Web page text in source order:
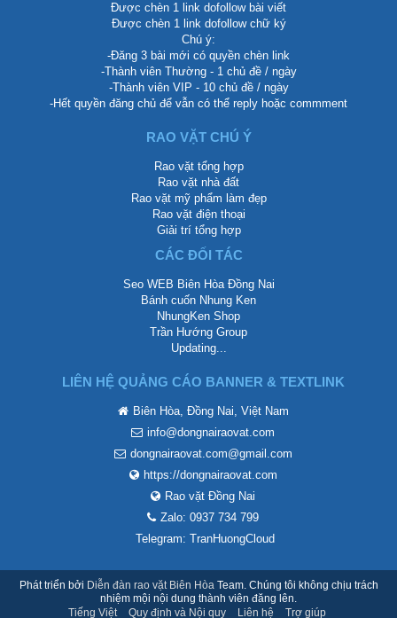
Được chèn 1 link dofollow bài viết
Được chèn 1 link dofollow chữ ký
Chú ý:
-Đăng 3 bài mới có quyền chèn link
-Thành viên Thường - 1 chủ đề / ngày
-Thành viên VIP - 10 chủ đề / ngày
-Hết quyền đăng chủ để vẫn có thể reply hoặc commment
RAO VẶT CHÚ Ý
Rao vặt tổng hợp
Rao vặt nhà đất
Rao vặt mỹ phẩm làm đẹp
Rao vặt điện thoại
Giải trí tổng hợp
CÁC ĐỐI TÁC
Seo WEB Biên Hòa Đồng Nai
Bánh cuốn Nhung Ken
NhungKen Shop
Trần Hướng Group
Updating...
LIÊN HỆ QUẢNG CÁO BANNER & TEXTLINK
Biên Hòa, Đồng Nai, Việt Nam
info@dongnairaovat.com
dongnairaovat.com@gmail.com
https://dongnairaovat.com
Rao vặt Đồng Nai
Zalo: 0937 734 799
Telegram: TranHuongCloud
Phát triển bởi Diễn đàn rao vặt Biên HòaTeam. Chúng tôi không chịu trách
nhiệm mội nội dung thành viên đăng lên.
Tiếng Việt
Quy định và Nội quy Liên hệ Trợ giúp